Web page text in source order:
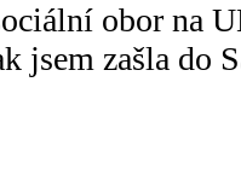
obor na
jsem zašla do